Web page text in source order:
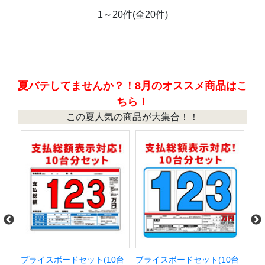
1～20件(全20件)
夏バテしてませんか？！8月のオススメ商品はこ
ちら！
この夏人気の商品が大集合！！
プライスボードセット(10台
プライスボードセット(10台